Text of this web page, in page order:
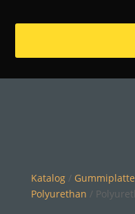
Katalog/
Polyurethan /